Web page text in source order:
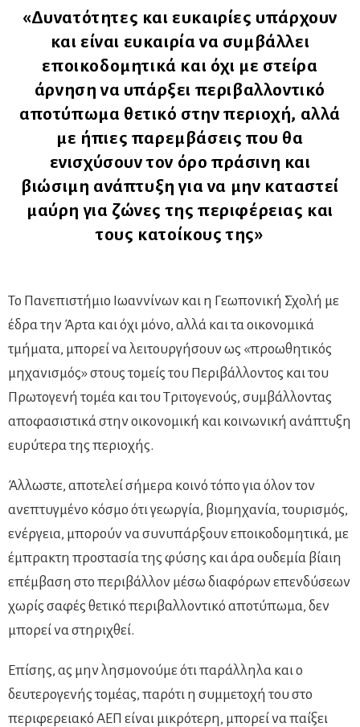
«Δυνατότητες και ευκαιρίες υπάρχουν
και είναι ευκαιρία να συμβάλλει
εποικοδομητικά και όχι με στείρα
άρνηση να υπάρξει περιβαλλοντικό
αποτύπωμα θετικό στην περιοχή, αλλά
με ήπιες παρεμβάσεις που θα
ενισχύσουν τον όρο πράσινη και
βιώσιμη ανάπτυξη για να μην καταστεί
μαύρη για ζώνες της περιφέρειας και
τους κατοίκους της»
Το Πανεπιστήμιο Ιωαννίνων και η Γεωπονική Σχολή με
έδρα την Άρτα και όχι μόνο, αλλά και τα οικονομικά
τμήματα, μπορεί να λειτουργήσουν ως «προωθητικός
μηχανισμός» στους τομείς του Περιβάλλοντος και του
Πρωτογενή τομέα και του Τριτογενούς, συμβάλλοντας
αποφασιστικά στην οικονομική και κοινωνική ανάπτυξη
ευρύτερα της περιοχής.
Άλλωστε, αποτελεί σήμερα κοινό τόπο για όλον τον
ανεπτυγμένο κόσμο ότι γεωργία, βιομηχανία, τουρισμός,
ενέργεια, μπορούν να συνυπάρξουν εποικοδομητικά, µε
έμπρακτη προστασία της φύσης και άρα ουδεμία βίαιη
επέμβαση στο περιβάλλον μέσω διαφόρων επενδύσεων
χωρίς σαφές θετικό περιβαλλοντικό αποτύπωμα, δεν
μπορεί να στηριχθεί.
Επίσης, ας μην λησμονούμε ότι παράλληλα και ο
δευτερογενής τομέας, παρότι η συμμετοχή του στο
περιφερειακό ΑΕΠ είναι μικρότερη, μπορεί να παίξει